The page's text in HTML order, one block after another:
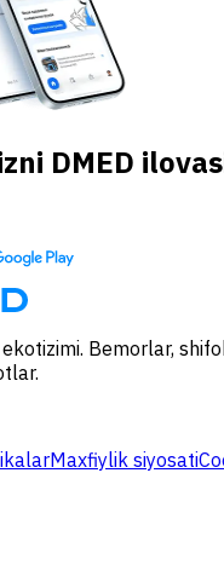
DMED
Bemorlar,
Maxfiylik siyosati